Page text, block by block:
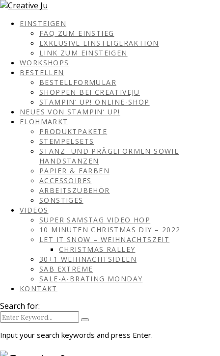
EINSTEIGEN
FAQ ZUM EINSTIEG
EXKLUSIVE EINSTEIGERAKTION
LINK ZUM EINSTEIGEN
WORKSHOPS
BESTELLEN
BESTELLFORMULAR
SHOPPEN BEI CREATIVEJU
STAMPIN‘ UP! ONLINE-SHOP
NEUES VON STAMPIN‘ UP!
FLOHMARKT
PRODUKTPAKETE
STEMPELSETS
STANZ- UND PRÄGEFORMEN SOWIE
HANDSTANZEN
PAPIER & FARBEN
ACCESSOIRES
ARBEITSZUBEHÖR
SONSTIGES
VIDEOS
SUPER SAMSTAG VIDEO HOP
10 MINUTEN CHRISTMAS DIY – 2022
LET IT SNOW – WEIHNACHTSZEIT
CHRISTMAS RALLEY
30+1 WEIHNACHTSIDEEN
SAB EXTREME
SALE-A-BRATING MONDAY
KONTAKT
Search for:
Input your search keywords and press Enter.